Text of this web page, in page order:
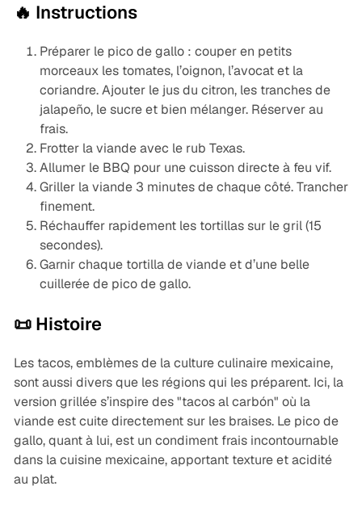
🔥 Instructions
Préparer le pico de gallo : couper en petits
morceaux les tomates, l’oignon, l’avocat et la
coriandre. Ajouter le jus du citron, les tranches de
jalapeño, le sucre et bien mélanger. Réserver au
frais.
Frotter la viande avec le rub Texas.
Allumer le BBQ pour une cuisson directe à feu vif.
Griller la viande 3 minutes de chaque côté. Trancher
finement.
Réchauffer rapidement les tortillas sur le gril (15
secondes).
Garnir chaque tortilla de viande et d’une belle
cuillerée de pico de gallo.
📜 Histoire
Les tacos, emblèmes de la culture culinaire mexicaine,
sont aussi divers que les régions qui les préparent. Ici, la
version grillée s’inspire des "tacos al carbón" où la
viande est cuite directement sur les braises. Le pico de
gallo, quant à lui, est un condiment frais incontournable
dans la cuisine mexicaine, apportant texture et acidité
au plat.